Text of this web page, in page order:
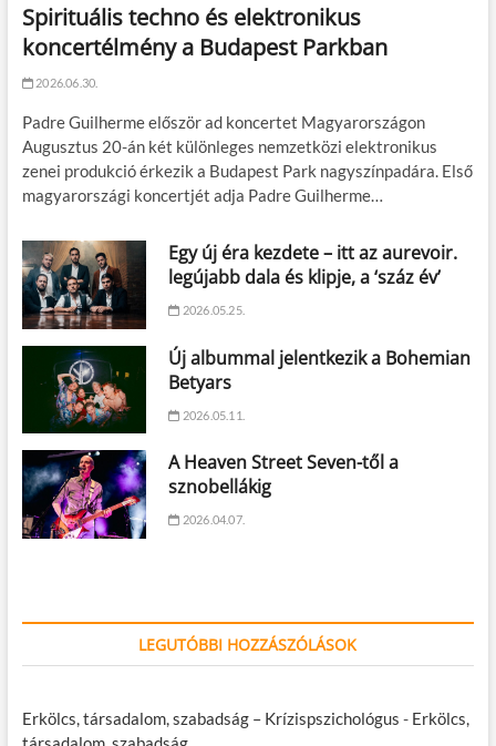
Spirituális techno és elektronikus
koncertélmény a Budapest Parkban
2026.06.30.
Padre Guilherme először ad koncertet Magyarországon
Augusztus 20-án két különleges nemzetközi elektronikus
zenei produkció érkezik a Budapest Park nagyszínpadára. Első
magyarországi koncertjét adja Padre Guilherme…
Egy új éra kezdete – itt az aurevoir.
legújabb dala és klipje, a ‘száz év’
2026.05.25.
Új albummal jelentkezik a Bohemian
Betyars
2026.05.11.
A Heaven Street Seven-től a
sznobellákig
2026.04.07.
LEGUTÓBBI HOZZÁSZÓLÁSOK
Erkölcs, társadalom, szabadság – Krízispszichológus - Erkölcs,